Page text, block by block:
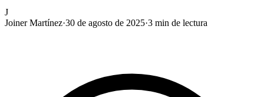
J
Joiner Martínez·30 de agosto de 2025·3 min de lectura